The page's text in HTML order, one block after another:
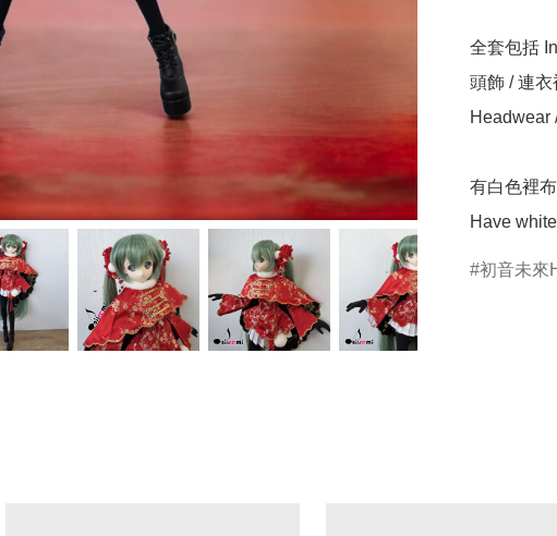
全套包括
頭飾 / 連衣
Headwear
有白色裡
初音未來